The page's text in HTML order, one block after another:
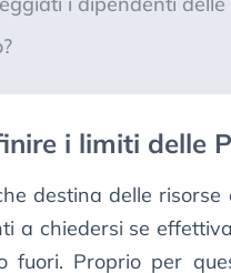
i limiti delle
destina delle
a chiedersi se
fuori. Proprio per